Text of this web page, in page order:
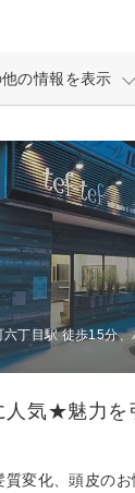
の情報を表示
丁目駅 徒歩15分
人気★魅力
変化、頭皮の